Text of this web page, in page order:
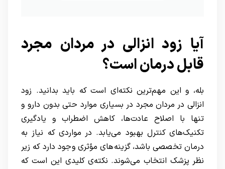
آیا زود انزالی در مردان مجرد
قابل درمان است؟
بله، و این مهم‌ترین نکته‌ای است که باید بدانید. زود
انزالی در مردان مجرد در بسیاری موارد حتی بدون دارو و
تنها با اصلاح عادت‌ها، کاهش اضطراب و یادگیری
تکنیک‌های کنترل بهبود می‌یابد. در مواردی که نیاز به
درمان تخصصی باشد، گزینه‌های مؤثری وجود دارد که زیر
نظر پزشک انتخاب می‌شوند. نکته‌ی کلیدی این است که